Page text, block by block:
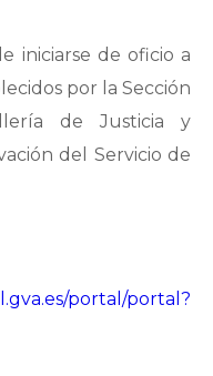
iniciarse de oficio a
por la Sección
de Justicia y
del Servicio de
portal/portal?